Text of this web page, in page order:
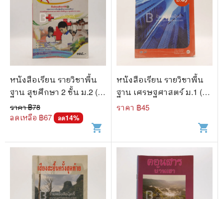
หนังสือเรียน รายวิชาพื้น
ฐาน สุขศึกษา 2 ชั้น ม.2 (มี
เน้นข้อความ)
ราคา ฿78
ลดเหลือ ฿67 ลด14%
shopping_cart
หนังสือเรียน รายวิชาพื้น
ฐาน เศรษฐศาสตร์ ม.1 (มี
รอยขีดเขียน)
ราคา ฿45
shopping_cart
🐲 หนังสือเด็ก
📕 นิตยสาร
🌎 International Books
📅 สินค้าอื่นๆ